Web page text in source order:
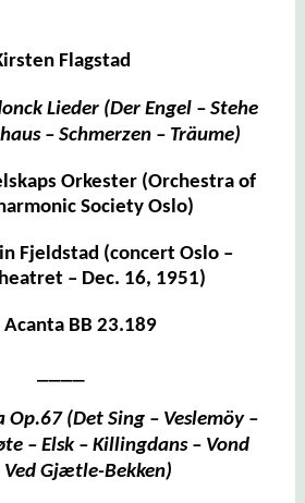
Flagstad
Lieder (Der Engel – Stehe
– Schmerzen – Träume)
Orkester (Orchestra of
Society Oslo)
Fjeldstad (concert Oslo –
– Dec. 16, 1951)
BB 23.189
Op.67 (Det Sing – Veslemöy –
– Elsk – Killingdans – Vond
Ved Gjætle-Bekken)